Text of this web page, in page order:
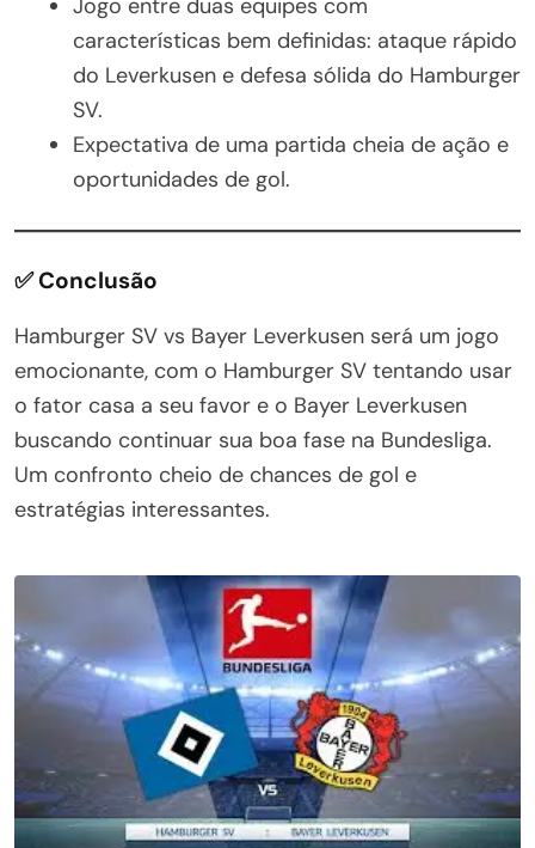
características bem definidas: ataque rápido
do Leverkusen e defesa sólida do Hamburger
SV.
Expectativa de uma partida cheia de ação e
oportunidades de gol.
✅Conclusão
Hamburger SV vs Bayer Leverkusen será um jogo
emocionante, com o Hamburger SV tentando usar
o fator casa a seu favor e o Bayer Leverkusen
buscando continuar sua boa fase na Bundesliga.
Um confronto cheio de chances de gol e
estratégias interessantes.